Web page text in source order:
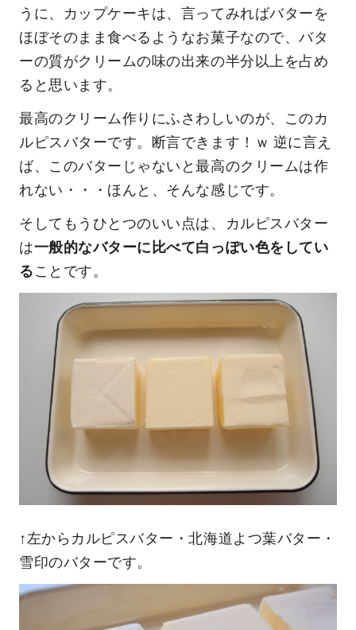
うに、カップケーキは、言ってみればバターを
ほぼそのまま食べるようなお菓子なので、バタ
ーの質がクリームの味の出来の半分以上を占め
ると思います。
最高のクリーム作りにふさわしいのが、このカ
ルピスバターです。断言できます！ｗ 逆に言え
ば、このバターじゃないと最高のクリームは作
れない・・・ほんと、そんな感じです。
そしてもうひとつのいい点は、カルピスバター
は一般的なバターに比べて白っぽい色をしてい
ることです。
↑左からカルピスバター・北海道よつ葉バター・
雪印のバターです。